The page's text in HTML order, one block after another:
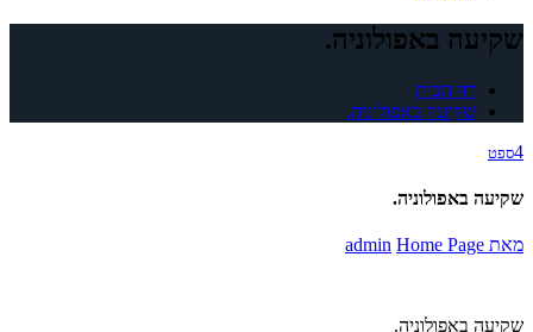
שקיעה באפולוניה.
דף הבית
שקיעה באפולוניה.
4ספט
שקיעה באפולוניה.
מאת admin Home Page
שקיעה באפולוניה.